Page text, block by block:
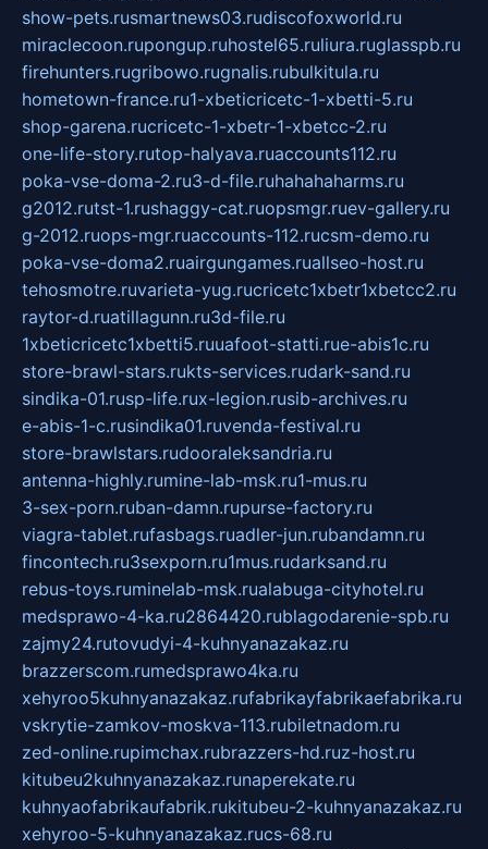
show-pets.rusmartnews03.rudiscofoxworld.ru
miraclecoon.rupongup.ruhostel65.ruliura.ruglasspb.ru
firehunters.rugribowo.rugnalis.rubulkitula.ru
hometown-france.ru1-xbeticricetc-1-xbetti-5.ru
shop-garena.rucricetc-1-xbetr-1-xbetcc-2.ru
one-life-story.rutop-halyava.ruaccounts112.ru
poka-vse-doma-2.ru3-d-file.ruhahahaharms.ru
g2012.rutst-1.rushaggy-cat.ruopsmgr.ruev-gallery.ru
g-2012.ruops-mgr.ruaccounts-112.rucsm-demo.ru
poka-vse-doma2.ruairgungames.ruallseo-host.ru
tehosmotre.ruvarieta-yug.rucricetc1xbetr1xbetcc2.ru
raytor-d.ruatillagunn.ru3d-file.ru
1xbeticricetc1xbetti5.ruuafoot-statti.rue-abis1c.ru
store-brawl-stars.rukts-services.rudark-sand.ru
sindika-01.rusp-life.rux-legion.rusib-archives.ru
e-abis-1-c.rusindika01.ruvenda-festival.ru
store-brawlstars.rudooraleksandria.ru
antenna-highly.rumine-lab-msk.ru1-mus.ru
3-sex-porn.ruban-damn.rupurse-factory.ru
viagra-tablet.rufasbags.ruadler-jun.rubandamn.ru
fincontech.ru3sexporn.ru1mus.rudarksand.ru
rebus-toys.ruminelab-msk.rualabuga-cityhotel.ru
medsprawo-4-ka.ru2864420.rublagodarenie-spb.ru
zajmy24.rutovudyi-4-kuhnyanazakaz.ru
brazzerscom.rumedsprawo4ka.ru
xehyroo5kuhnyanazakaz.rufabrikayfabrikaefabrika.ru
vskrytie-zamkov-moskva-113.rubiletnadom.ru
zed-online.rupimchax.rubrazzers-hd.ruz-host.ru
kitubeu2kuhnyanazakaz.runaperekate.ru
kuhnyaofabrikaufabrik.rukitubeu-2-kuhnyanazakaz.ru
xehyroo-5-kuhnyanazakaz.rucs-68.ru